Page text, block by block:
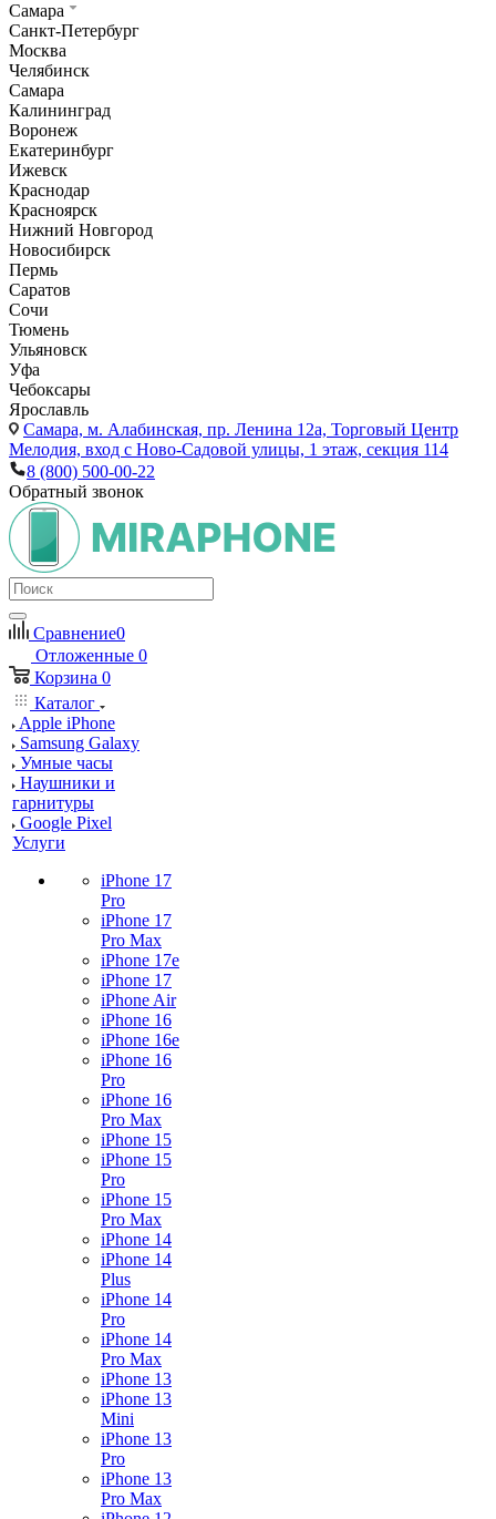
Самара
Санкт-Петербург
Москва
Челябинск
Самара
Калининград
Воронеж
Екатеринбург
Ижевск
Краснодар
Красноярск
Нижний Новгород
Новосибирск
Пермь
Саратов
Сочи
Тюмень
Ульяновск
Уфа
Чебоксары
Ярославль
Самара, м. Алабинская, пр. Ленина 12а, Торговый Центр
Мелодия, вход с Ново-Садовой улицы, 1 этаж, секция 114
8 (800) 500-00-22
Обратный звонок
Сравнение0
Отложенные 0
Корзина 0
Каталог
Apple iPhone
Samsung Galaxy
Умные часы
Наушники и
гарнитуры
Google Pixel
Услуги
iPhone 17
Pro
iPhone 17
Pro Max
iPhone 17e
iPhone 17
iPhone Air
iPhone 16
iPhone 16e
iPhone 16
Pro
iPhone 16
Pro Max
iPhone 15
iPhone 15
Pro
iPhone 15
Pro Max
iPhone 14
iPhone 14
Plus
iPhone 14
Pro
iPhone 14
Pro Max
iPhone 13
iPhone 13
Mini
iPhone 13
Pro
iPhone 13
Pro Max